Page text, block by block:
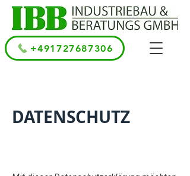
+491727687306
DATENSCHUTZ